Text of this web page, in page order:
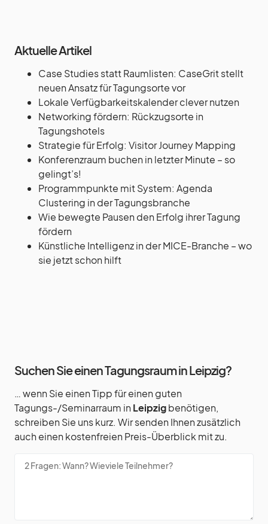
Aktuelle Artikel
Case Studies statt Raumlisten: CaseGrit stellt
neuen Ansatz für Tagungsorte vor
Lokale Verfügbarkeitskalender clever nutzen
Networking fördern: Rückzugsorte in
Tagungshotels
Strategie für Erfolg: Visitor Journey Mapping
Konferenzraum buchen in letzter Minute – so
gelingt’s!
Programmpunkte mit System: Agenda
Clustering in der Tagungsbranche
Wie bewegte Pausen den Erfolg ihrer Tagung
fördern
Künstliche Intelligenz in der MICE-Branche – wo
sie jetzt schon hilft
Suchen Sie einen Tagungsraum in Leipzig?
… wenn Sie einen Tipp für einen guten
Tagungs-/Seminarraum in Leipzigbenötigen,
schreiben Sie uns kurz. Wir senden Ihnen zusätzlich
auch einen kostenfreien Preis-Überblick mit zu.